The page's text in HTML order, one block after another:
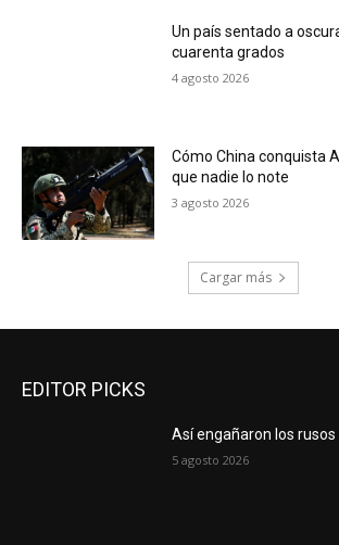
Un país sentado a
cuarenta grados
4 agosto 2026
Cómo China conquista
que nadie lo note
3 agosto 2026
Cargar más
EDITOR PICKS
Así engañaron los rusos
5 agosto 2026